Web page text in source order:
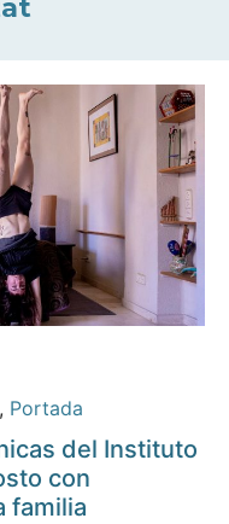
, Portada
del Instituto
con
familia